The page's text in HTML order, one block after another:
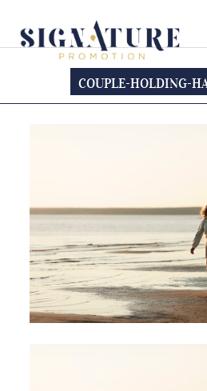
COUPLE-HOLDING-